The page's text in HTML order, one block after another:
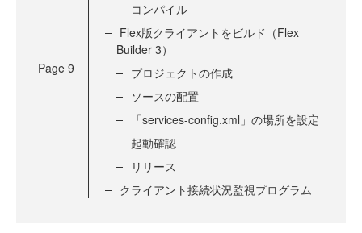
Page 9
コンパイル
Flex版クライアントをビルド（Flex
Builder 3）
プロジェクトの作成
ソースの配置
「services-config.xml」の場所を設定
起動確認
リリース
クライアント接続状況監視プログラム